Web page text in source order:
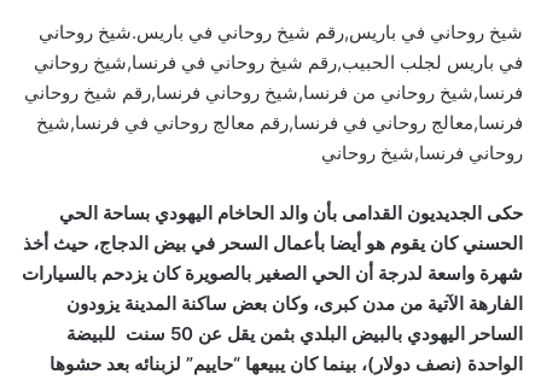
شيخ روحاني في باريس,رقم شيخ روحاني في باريس.شيخ روحاني
في باريس لجلب الحبيب,رقم شيخ روحاني في فرنسا,شيخ روحاني
فرنسا,شيخ روحاني من فرنسا,شيخ روحاني فرنسا,رقم شيخ روحاني
فرنسا,معالج روحاني في فرنسا,رقم معالج روحاني في فرنسا,شيخ
روحاني فرنسا,شيخ روحاني
حكى الجديديون القدامى بأن والد الحاخام اليهودي بساحة الحي
الحسني كان يقوم هو أيضا بأعمال السحر في بيض الدجاج، حيث أخذ
شهرة واسعة لدرجة أن الحي الصغير بالصويرة كان يزدحم بالسيارات
الفارهة الآتية من مدن كبرى، وكان بعض ساكنة المدينة يزودون
الساحر اليهودي بالبيض البلدي بثمن يقل عن 50 سنت للبيضة
الواحدة (نصف دولار)، بينما كان يبيعها “حاييم” لزبنائه بعد حشوها